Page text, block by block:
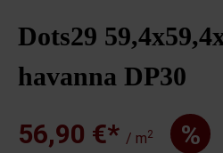
Dots29
havanna DP30
56,90 €* / m2 %